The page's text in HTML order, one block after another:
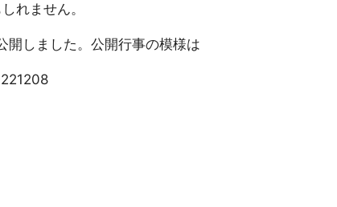
れません。
開しました。公開行事の模様は